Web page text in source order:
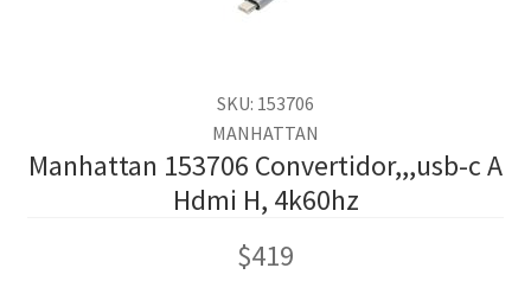
SKU: 153706
MANHATTAN
Manhattan 153706 Convertidor,,,usb-c A
Hdmi H, 4k60hz
$419